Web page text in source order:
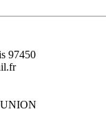
97450